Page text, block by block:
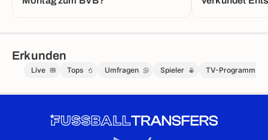
Erkunden
Live Tops Umfragen Spieler TV-Programm